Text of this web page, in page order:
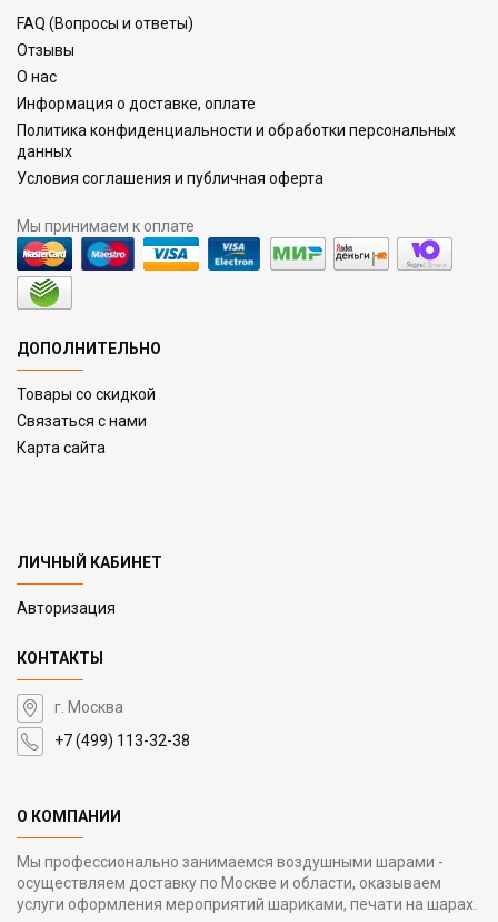
FAQ (Вопросы и ответы)
Отзывы
О нас
Информация о доставке, оплате
Политика конфиденциальности и обработки персональных
данных
Условия соглашения и публичная оферта
Мы принимаем к оплате
ДОПОЛНИТЕЛЬНО
Товары со скидкой
Связаться с нами
Карта сайта
ЛИЧНЫЙ КАБИНЕТ
Авторизация
КОНТАКТЫ
г. Москва
+7 (499) 113-32-38
О КОМПАНИИ
Мы профессионально занимаемся воздушными шарами -
осуществляем доставку по Москве и области, оказываем
услуги оформления мероприятий шариками, печати на шарах.